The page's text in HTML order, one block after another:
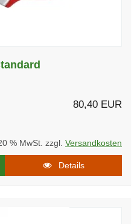
80,40 EUR
% MwSt. zzgl. Versandkosten
Details